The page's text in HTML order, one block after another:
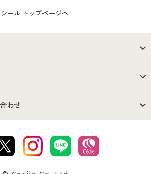
イズを選択しカートに入れる
ール トップページへ
会社案内
わせ
お支払は